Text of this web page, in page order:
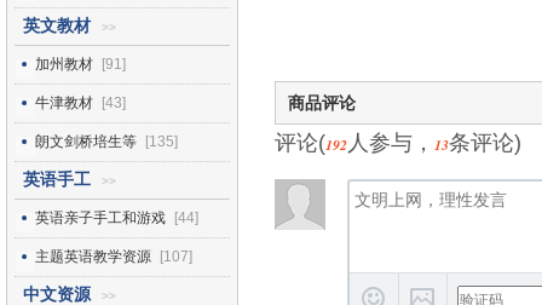
英文教材 >>
加州教材 [91]
牛津教材 [43]
朗文剑桥培生等 [135]
英语手工 >>
英语亲子手工和游戏 [44]
主题英语教学资源 [107]
中文资源 >>
商品评论
评论(192人参与， 13条评论)